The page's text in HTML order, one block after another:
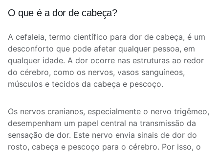
O que é a dor de cabeça?
A cefaleia, termo científico para dor de cabeça, é um
desconforto que pode afetar qualquer pessoa, em
qualquer idade. A dor ocorre nas estruturas ao redor
do cérebro, como os nervos, vasos sanguíneos,
músculos e tecidos da cabeça e pescoço.
Os nervos cranianos, especialmente o nervo trigêmeo,
desempenham um papel central na transmissão da
sensação de dor. Este nervo envia sinais de dor do
rosto, cabeça e pescoço para o cérebro. Por isso, o